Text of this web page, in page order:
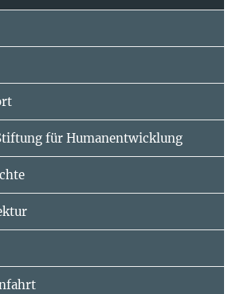
für Humanentwicklung